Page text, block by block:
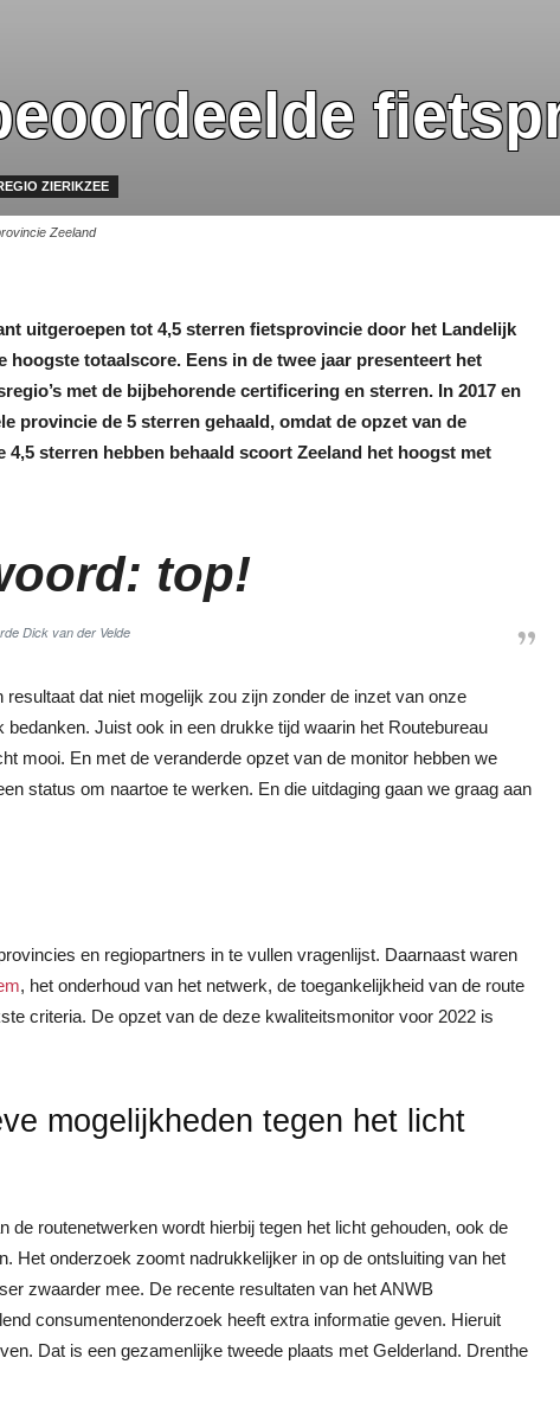
ZIERIKZEE
Zeeland
uitgeroepen tot 4,5 sterren fietsprovincie door het Landelijk
totaalscore. Eens in de twee jaar presenteert het
met de bijbehorende certificering en sterren. In 2017 en
provincie de 5 sterren gehaald, omdat de opzet van de
sterren hebben behaald scoort Zeeland het hoogst met
top!
Dick van der Velde
dat niet mogelijk zou zijn zonder de inzet van onze
Juist ook in een drukke tijd waarin het Routebureau
mooi. En met de veranderde opzet van de monitor hebben we
status om naartoe te werken. En die uitdaging gaan we graag aan
en regiopartners in te vullen vragenlijst. Daarnaast waren
, het onderhoud van het netwerk, de toegankelijkheid van de route
criteria. De opzet van de deze kwaliteitsmonitor voor 2022 is
mogelijkheden tegen het licht
routenetwerken wordt hierbij tegen het licht gehouden, ook de
Het onderzoek zoomt nadrukkelijker in op de ontsluiting van het
zwaarder mee. De recente resultaten van het ANWB
consumentenonderzoek heeft extra informatie geven. Hieruit
Dat is een gezamenlijke tweede plaats met Gelderland. Drenthe